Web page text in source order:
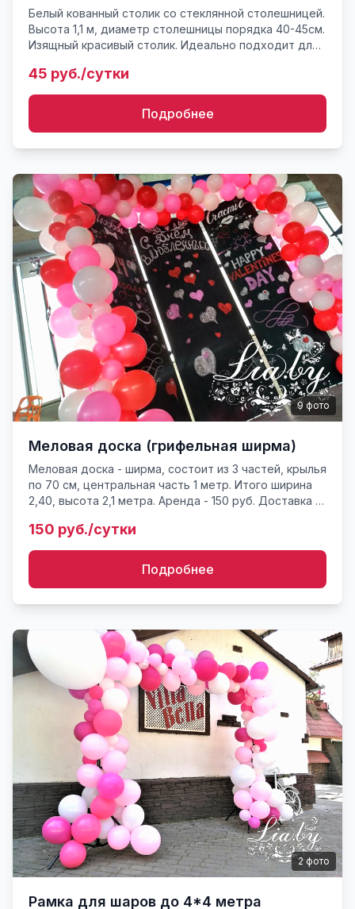
Белый кованный столик со стеклянной столешницей.
Высота 1,1 м, диаметр столешницы порядка 40-45см.
Изящный красивый столик. Идеально подходит для
около 7...
45 руб./сутки
Подробнее
9 фото
Меловая доска (грифельная ширма)
Меловая доска - ширма, состоит из 3 частей, крылья
по 70 см, центральная часть 1 метр. Итого ширина
2,40, высота 2,1 метра. Аренда - 150 руб. Доставка и
150 руб./сутки
Подробнее
2фото
Рамка для шаров до 4*4 метра